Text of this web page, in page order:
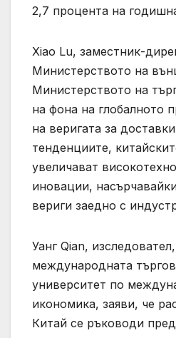
2,7 процента на
Xiao Lu, заместник-
Министерството на
Министерството на
на фона на глобалното
на веригата за
тенденциите,
увеличават
иновации,
вериги заедно с
Уанг Qian,
международната
университет по
икономика, заяви, че
Китай се ръководи